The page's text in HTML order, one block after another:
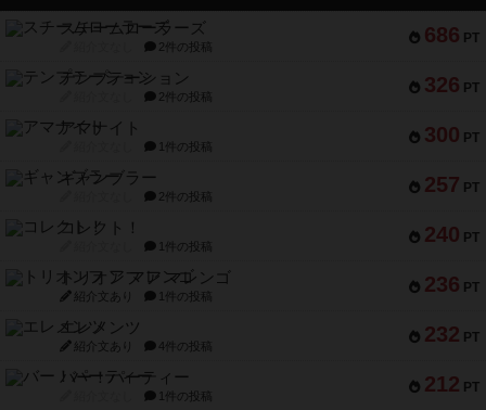
686 PT
スチームローラーズ
2件の投稿
326 PT
テンプテーション
2件の投稿
300 PT
アマナイト
1件の投稿
257 PT
ギャンブラー
2件の投稿
240 PT
コレクト！
1件の投稿
236 PT
トリオンフ ア マレンゴ
紹介文あり 1件の投稿
232 PT
エレメンツ
紹介文あり 4件の投稿
212 PT
バー！パーティー
1件の投稿